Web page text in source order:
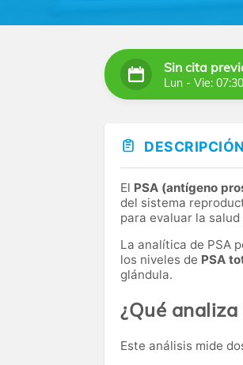
Sin cita
Lun - Vie:
El PSA (antígeno
del sistema
para evaluar la
La analítica de PSA
los niveles de PSA
glándula.
¿Qué
Este análisis mide